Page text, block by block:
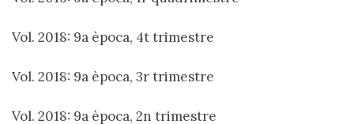
Vol. 2018: 9a època, 4t trimestre
Vol. 2018: 9a època, 3r trimestre
Vol. 2018: 9a època, 2n trimestre